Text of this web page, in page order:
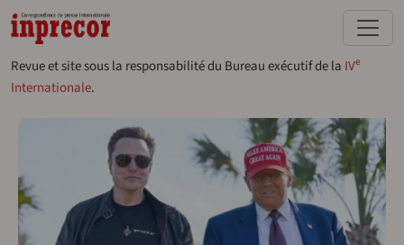
Aller au contenu principal
Revue et site sous la responsabilité du Bureau exécutif de la IVe
Internationale.